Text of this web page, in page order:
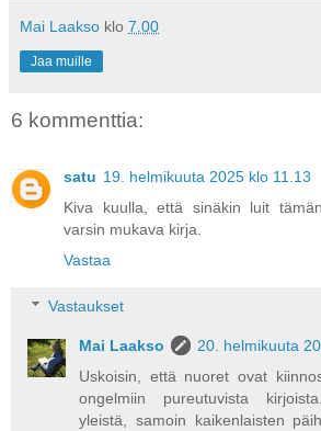
Mai Laakso klo 7.00
Jaa muille
6 kommenttia:
satu 19. helmikuuta 2025 klo 11.13
Kiva kuulla, että sinäkin luit
varsin mukava kirja.
Vastaa
Vastaukset
Mai Laakso
20. helmikuuta
Uskoisin, että nuoret ovat
ongelmiin pureutuvista
yleistä, samoin kaikenlaisten